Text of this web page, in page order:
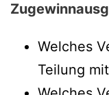
Welches
Teilung